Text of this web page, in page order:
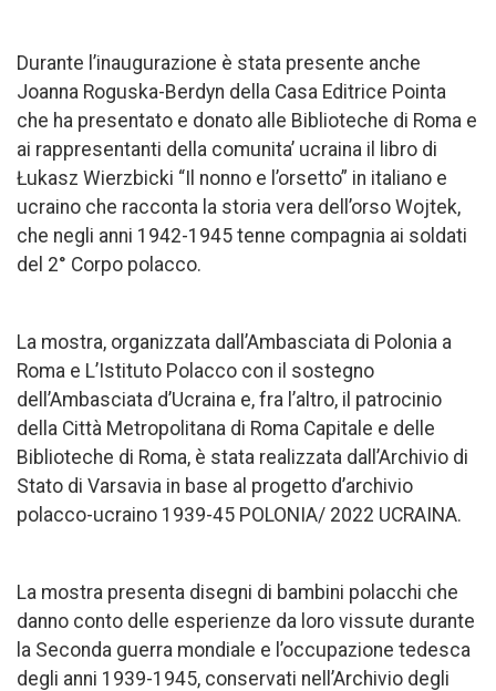
Durante l’inaugurazione è stata presente anche
Joanna Roguska-Berdyn della Casa Editrice Pointa
che ha presentato e donato alle Biblioteche di Roma e
ai rappresentanti della comunita’ ucraina il libro di
Łukasz Wierzbicki “Il nonno e l’orsetto” in italiano e
ucraino che racconta la storia vera dell’orso Wojtek,
che negli anni 1942-1945 tenne compagnia ai soldati
del 2° Corpo polacco.
La mostra, organizzata dall’Ambasciata di Polonia a
Roma e L’Istituto Polacco con il sostegno
dell’Ambasciata d’Ucraina e, fra l’altro, il patrocinio
della Città Metropolitana di Roma Capitale e delle
Biblioteche di Roma, è stata realizzata dall’Archivio di
Stato di Varsavia in base al progetto d’archivio
polacco-ucraino 1939-45 POLONIA/ 2022 UCRAINA.
La mostra presenta disegni di bambini polacchi che
danno conto delle esperienze da loro vissute durante
la Seconda guerra mondiale e l’occupazione tedesca
degli anni 1939-1945, conservati nell’Archivio degli